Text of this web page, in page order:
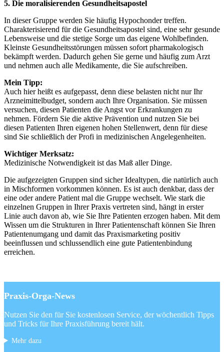
5. Die moralisierenden Gesundheitsapostel
In dieser Gruppe werden Sie häufig Hypochonder treffen.
Charakterisierend für die Gesundheitsapostel sind, eine sehr gesunde
Lebensweise und die stetige Sorge um das eigene Wohlbefinden.
Kleinste Gesundheitsstörungen müssen sofort pharmakologisch
bekämpft werden. Dadurch gehen Sie gerne und häufig zum Arzt
und nehmen auch alle Medikamente, die Sie aufschreiben.
Mein Tipp:
Auch hier heißt es aufgepasst, denn diese belasten nicht nur Ihr
Arzneimittelbudget, sondern auch Ihre Organisation. Sie müssen
versuchen, diesen Patienten die Angst vor Erkrankungen zu
nehmen. Fördern Sie die aktive Prävention und nutzen Sie bei
diesen Patienten Ihren eigenen hohen Stellenwert, denn für diese
sind Sie schließlich der Profi in medizinischen Angelegenheiten.
Wichtiger Merksatz:
Medizinische Notwendigkeit ist das Maß aller Dinge.
Die aufgezeigten Gruppen sind sicher Idealtypen, die natürlich auch
in Mischformen vorkommen können. Es ist auch denkbar, dass der
eine oder andere Patient mal die Gruppe wechselt. Wie stark die
einzelnen Gruppen in Ihrer Praxis vertreten sind, hängt in erster
Linie auch davon ab, wie Sie Ihre Patienten erzogen haben. Mit dem
Wissen um die Strukturen in Ihrer Patientenschaft können Sie Ihren
Patientenumgang und damit das Praxismarketing positiv
beeinflussen und schlussendlich eine gute Patientenbindung
erreichen.
Praxis-Orga-News
Nutzen Sie den für Sie kostenlosen Service, der wöchentlich Tipps
und Tricks für Ihre Praxisführung bereit hält.
Mehr dazu